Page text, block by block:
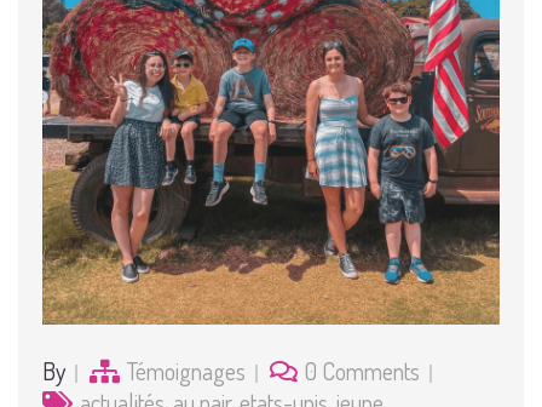
By Témoignages
0 Comments